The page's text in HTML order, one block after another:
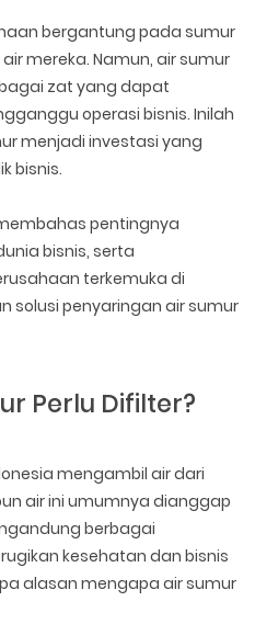
bergantung pada sumur
mereka. Namun, air sumur
zat yang dapat
operasi bisnis. Inilah
menjadi investasi yang
bisnis.
pentingnya
bisnis, serta
terkemuka di
solusi penyaringan air sumur
Perlu Difilter?
mengambil air dari
air ini umumnya dianggap
berbagai
kesehatan dan bisnis
alasan mengapa air sumur